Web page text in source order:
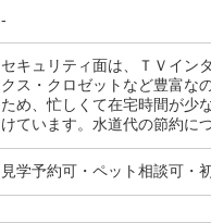
-
セキュリティ面は、ＴＶイン
クス・クロゼットなど豊富な
ため、忙しくて在宅時間が少
けています。水道代の節約に
見学予約可・ペット相談可・